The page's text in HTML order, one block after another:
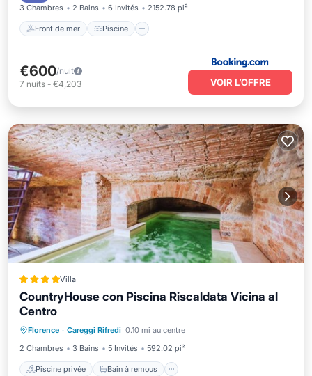
3 Chambres 2 Bains 6 Invités 2152.78 pi²
Front de mer Piscine
€600/nuit
7 nuits - €4,203 VOIR L’OFFRE
Villa
CountryHouse con Piscina Riscaldata Vicina al
Centro
Florence · Careggi Rifredi 0.10 mi au centre
2 Chambres
3 Bains 5 Invités 592.02 pi²
Piscine privée Bain à remous
Petit-déjeuner
Parking